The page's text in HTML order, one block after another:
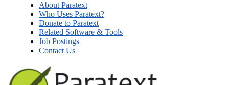
About Paratext
Who Uses Paratext?
Donate to Paratext
Related Software & Tools
Job Postings
Contact Us